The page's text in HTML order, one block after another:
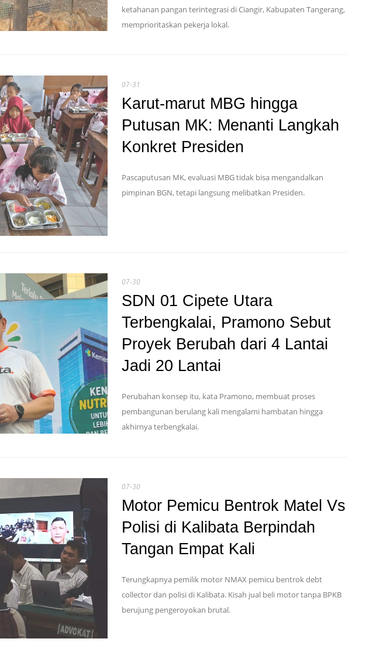
ketahanan pangan terintegrasi di Ciangir, Kabupaten Tangerang,
memprioritaskan pekerja lokal.
07-31
Karut-marut MBG hingga
Putusan MK: Menanti Langkah
Konkret Presiden
Pascaputusan MK, evaluasi MBG tidak bisa mengandalkan
pimpinan BGN, tetapi langsung melibatkan Presiden.
07-30
SDN 01 Cipete Utara
Terbengkalai, Pramono Sebut
Proyek Berubah dari 4 Lantai
Jadi 20 Lantai
Perubahan konsep itu, kata Pramono, membuat proses
pembangunan berulang kali mengalami hambatan hingga
akhirnya terbengkalai.
07-30
Motor Pemicu Bentrok Matel Vs
Polisi di Kalibata Berpindah
Tangan Empat Kali
Terungkapnya pemilik motor NMAX pemicu bentrok debt
collector dan polisi di Kalibata. Kisah jual beli motor tanpa BPKB
berujung pengeroyokan brutal.